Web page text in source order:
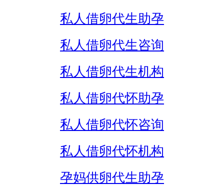
私人借卵代生助孕
私人借卵代生咨询
私人借卵代生机构
私人借卵代怀助孕
私人借卵代怀咨询
私人借卵代怀机构
孕妈供卵代生助孕